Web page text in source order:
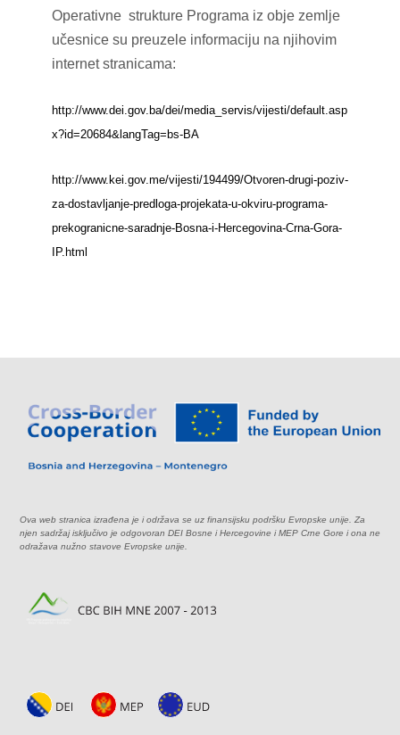
Operativne strukture Programa iz obje zemlje
učesnice su preuzele informaciju na njihovim
internet stranicama:
http://www.dei.gov.ba/dei/media_servis/vijesti/default.asp
x?id=20684&langTag=bs-BA
http://www.kei.gov.me/vijesti/194499/Otvoren-drugi-poziv-
za-dostavljanje-predloga-projekata-u-okviru-programa-
prekogranicne-saradnje-Bosna-i-Hercegovina-Crna-Gora-
IP.html
Ova web stranica izrađena je i održava se uz finansijsku podršku Evropske unije. Za
njen sadržaj isključivo je odgovoran DEI Bosne i Hercegovine i MEP Crne Gore i ona ne
odražava nužno stavove Evropske unije.